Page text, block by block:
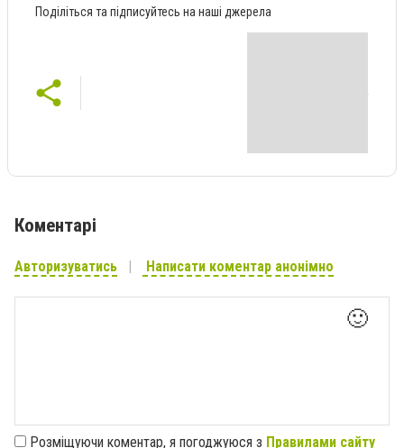
Поділіться та підписуйтесь на наші джерела
Коментарі
Авторизуватись Написати коментар анонімно
🙂
Розміщуючи коментар, я погоджуюся з Правилами сайту